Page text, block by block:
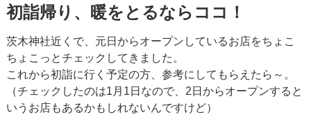
初詣帰り、暖をとるならココ！
茨木神社近くで、元日からオープンしているお店をちょこ
ちょこっとチェックしてきました。
これから初詣に行く予定の方、参考にしてもらえたら～。
（チェックしたのは1月1日なので、2日からオープンすると
いうお店もあるかもしれないんですけど）